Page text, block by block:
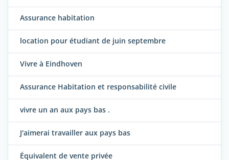
Assurance habitation
location pour étudiant de juin septembre
Vivre à Eindhoven
Assurance Habitation et responsabilité civile
vivre un an aux pays bas .
J'aimerai travailler aux pays bas
Équivalent de vente privée